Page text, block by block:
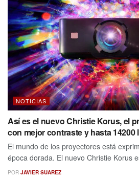
NOTICIAS
Así es el nuevo Christie Korus, el
con mejor contraste y hasta 14200
El mundo de los proyectores está
época dorada. El nuevo Christie Korus
POR JAVIER SUAREZ